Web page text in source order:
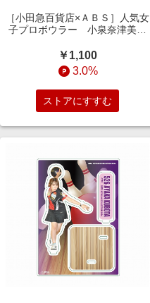
［小田急百貨店×ＡＢＳ］人気女
子プロボウラー 小泉奈津美
￥1,100
3.0%
ストアにすすむ